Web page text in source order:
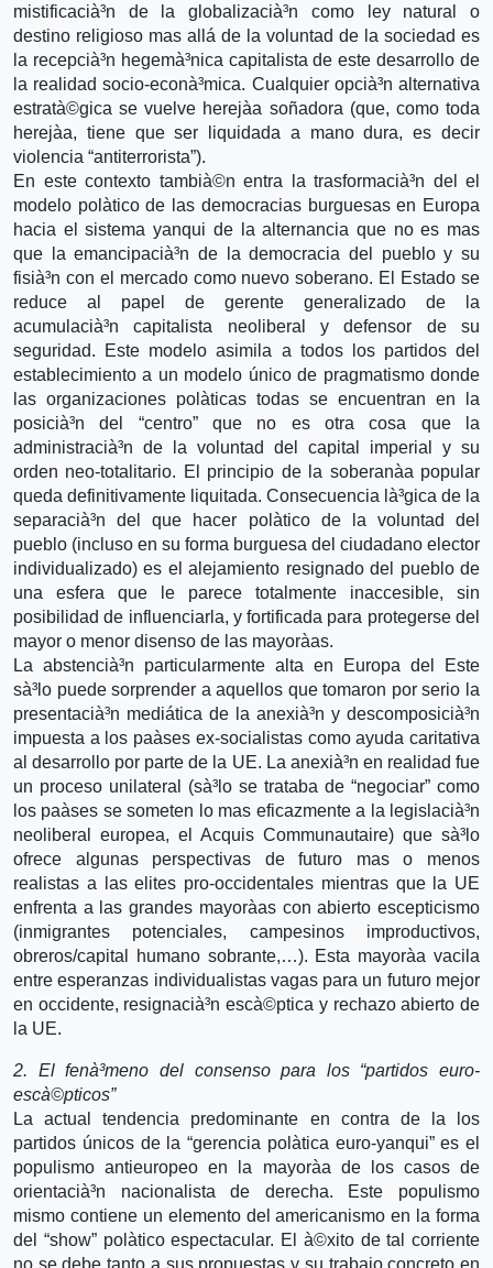
mistificacià³n de la globalizacià³n como ley natural o
destino religioso mas allá de la voluntad de la sociedad es
la recepcià³n hegemà³nica capitalista de este desarrollo de
la realidad socio-econà³mica. Cualquier opcià³n alternativa
estratà©gica se vuelve herejà­a soñadora (que, como toda
herejà­a, tiene que ser liquidada a mano dura, es decir
violencia “antiterrorista”).
En este contexto tambià©n entra la trasformacià³n del el
modelo polà­tico de las democracias burguesas en Europa
hacia el sistema yanqui de la alternancia que no es mas
que la emancipacià³n de la democracia del pueblo y su
fisià³n con el mercado como nuevo soberano. El Estado se
reduce al papel de gerente generalizado de la
acumulacià³n capitalista neoliberal y defensor de su
seguridad. Este modelo asimila a todos los partidos del
establecimiento a un modelo único de pragmatismo donde
las organizaciones polà­ticas todas se encuentran en la
posicià³n del “centro” que no es otra cosa que la
administracià³n de la voluntad del capital imperial y su
orden neo-totalitario. El principio de la soberanà­a popular
queda definitivamente liquitada. Consecuencia là³gica de la
separacià³n del que hacer polà­tico de la voluntad del
pueblo (incluso en su forma burguesa del ciudadano elector
individualizado) es el alejamiento resignado del pueblo de
una esfera que le parece totalmente inaccesible, sin
posibilidad de influenciarla, y fortificada para protegerse del
mayor o menor disenso de las mayorà­as.
La abstencià³n particularmente alta en Europa del Este
sà³lo puede sorprender a aquellos que tomaron por serio la
presentacià³n mediática de la anexià³n y descomposicià³n
impuesta a los paà­ses ex-socialistas como ayuda caritativa
al desarrollo por parte de la UE. La anexià³n en realidad fue
un proceso unilateral (sà³lo se trataba de “negociar” como
los paà­ses se someten lo mas eficazmente a la legislacià³n
neoliberal europea, el Acquis Communautaire) que sà³lo
ofrece algunas perspectivas de futuro mas o menos
realistas a las elites pro-occidentales mientras que la UE
enfrenta a las grandes mayorà­as con abierto escepticismo
(inmigrantes potenciales, campesinos improductivos,
obreros/capital humano sobrante,…). Esta mayorà­a vacila
entre esperanzas individualistas vagas para un futuro mejor
en occidente, resignacià³n escà©ptica y rechazo abierto de
la UE.
2. El fenà³meno del consenso para los “partidos euro-
escà©pticos”
La actual tendencia predominante en contra de la los
partidos únicos de la “gerencia polà­tica euro-yanqui” es el
populismo antieuropeo en la mayorà­a de los casos de
orientacià³n nacionalista de derecha. Este populismo
mismo contiene un elemento del americanismo en la forma
del “show” polà­tico espectacular. El à©xito de tal corriente
no se debe tanto a sus propuestas y su trabajo concreto en